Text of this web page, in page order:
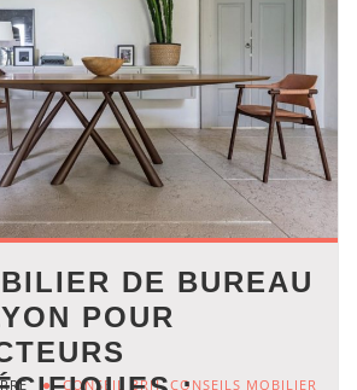
DE BUREAU
POUR
CONSEIL BRH,CONSEILS MOBILIER